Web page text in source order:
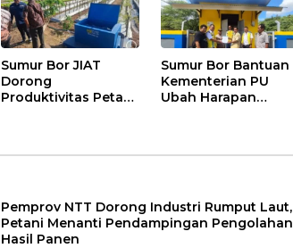
Sumur Bor JIAT
Dorong
Produktivitas Petani
Sumur Bor Bantuan
Kementerian PU
Ubah Harapan
Meningkat
Pemprov NTT Dorong Industri Rumput Laut,
Petani Menanti Pendampingan Pengolahan
Hasil Panen